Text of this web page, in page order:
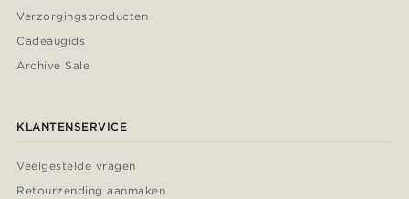
Verzorgingsproducten
Cadeaugids
Archive Sale
KLANTENSERVICE
Veelgestelde vragen
Retourzending aanmaken